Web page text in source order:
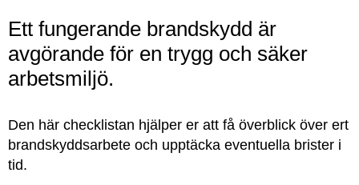
Ett fungerande brandskydd är
avgörande för en trygg och säker
arbetsmiljö.
Den här checklistan hjälper er att få överblick över ert
brandskyddsarbete och upptäcka eventuella brister i
tid.